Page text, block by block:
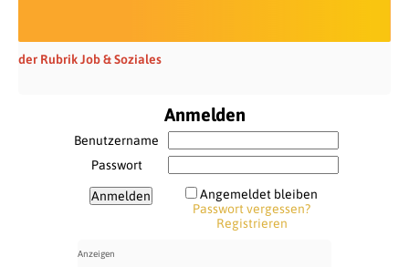
der Rubrik Job & Soziales
Anmelden
Benutzername
Passwort
Angemeldet bleiben
Passwort vergessen?
Registrieren